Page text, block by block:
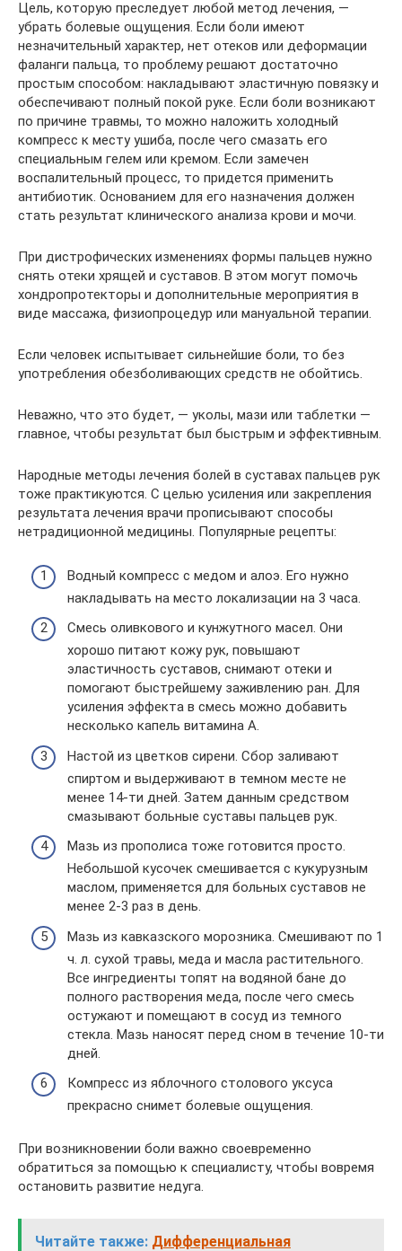
Цель, которую преследует любой метод лечения, —
убрать болевые ощущения. Если боли имеют
незначительный характер, нет отеков или деформации
фаланги пальца, то проблему решают достаточно
простым способом: накладывают эластичную повязку и
обеспечивают полный покой руке. Если боли возникают
по причине травмы, то можно наложить холодный
компресс к месту ушиба, после чего смазать его
специальным гелем или кремом. Если замечен
воспалительный процесс, то придется применить
антибиотик. Основанием для его назначения должен
стать результат клинического анализа крови и мочи.
При дистрофических изменениях формы пальцев нужно
снять отеки хрящей и суставов. В этом могут помочь
хондропротекторы и дополнительные мероприятия в
виде массажа, физиопроцедур или мануальной терапии.
Если человек испытывает сильнейшие боли, то без
употребления обезболивающих средств не обойтись.
Неважно, что это будет, — уколы, мази или таблетки —
главное, чтобы результат был быстрым и эффективным.
Народные методы лечения болей в суставах пальцев рук
тоже практикуются. С целью усиления или закрепления
результата лечения врачи прописывают способы
нетрадиционной медицины. Популярные рецепты:
Водный компресс с медом и алоэ. Его нужно
накладывать на место локализации на 3 часа.
Смесь оливкового и кунжутного масел. Они
хорошо питают кожу рук, повышают
эластичность суставов, снимают отеки и
помогают быстрейшему заживлению ран. Для
усиления эффекта в смесь можно добавить
несколько капель витамина А.
Настой из цветков сирени. Сбор заливают
спиртом и выдерживают в темном месте не
менее 14-ти дней. Затем данным средством
смазывают больные суставы пальцев рук.
Мазь из прополиса тоже готовится просто.
Небольшой кусочек смешивается с кукурузным
маслом, применяется для больных суставов не
менее 2-3 раз в день.
Мазь из кавказского морозника. Смешивают по 1
ч. л. сухой травы, меда и масла растительного.
Все ингредиенты топят на водяной бане до
полного растворения меда, после чего смесь
остужают и помещают в сосуд из темного
стекла. Мазь наносят перед сном в течение 10-ти
дней.
Компресс из яблочного столового уксуса
прекрасно снимет болевые ощущения.
При возникновении боли важно своевременно
обратиться за помощью к специалисту, чтобы вовремя
остановить развитие недуга.
Читайте также: Дифференциальная